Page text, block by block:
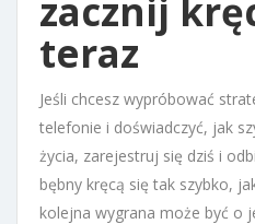
zacznij
teraz
Jeśli chcesz wypróbować
telefonie i doświadczyć, jak
życia, zarejestruj się dziś i
bębny kręcą się tak szybko,
kolejna wygrana może być o